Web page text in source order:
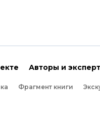
Авторы и
Фрагмент книги